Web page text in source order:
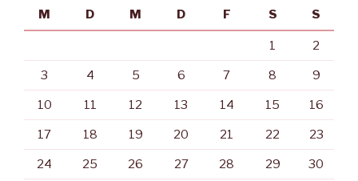
M
D M D F S S
1 2
3 4 5 6 7 8 9
10 11 12 13 14 15 16
17 18 19 20 21 22 23
24 25 26 27 28 29 30